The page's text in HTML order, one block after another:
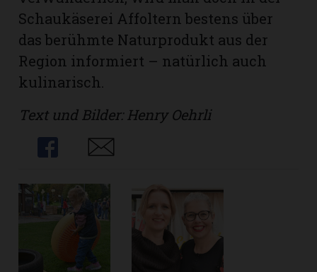
Schaukäserei Affoltern bestens über
das berühmte Naturprodukt aus der
Region informiert – natürlich auch
kulinarisch.
Text und Bilder: Henry Oehrli
Share
Share